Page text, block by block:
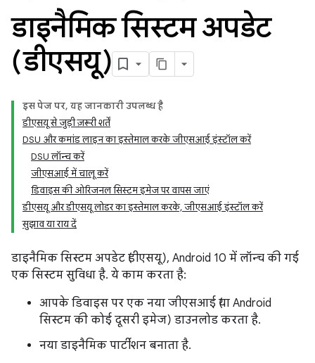
डाइनैमिक सिस्टम अपडेट
(डीएसयू)
इस पेज पर, यह जानकारी उपलब्ध है
डीएसयू से जुड़ी ज़रूरी शर्तें
DSU और कमांड लाइन का इस्तेमाल करके जीएसआई इंस्टॉल करें
DSU लॉन्च करें
जीएसआई में चालू करें
डिवाइस की ओरिजनल सिस्टम इमेज पर वापस जाएं
डीएसयू और डीएसयू लोडर का इस्तेमाल करके, जीएसआई इंस्टॉल करें
सुझाव या राय दें
डाइनैमिक सिस्टम अपडेट (डीएसयू), Android 10 में लॉन्च की गई
एक सिस्टम सुविधा है. ये काम करता है:
आपके डिवाइस पर एक नया जीएसआई (या Android
सिस्टम की कोई दूसरी इमेज) डाउनलोड करता है.
नया डाइनैमिक पार्टीशन बनाता है.